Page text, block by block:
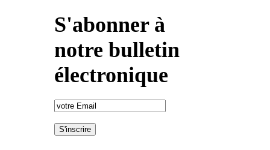
S'abonner à
notre bulletin
électronique